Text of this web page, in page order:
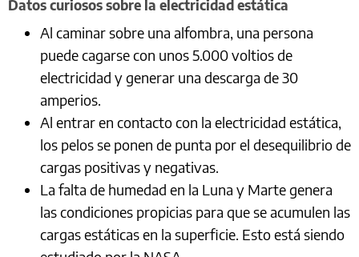
Datos curiosos sobre la electricidad estática
Al caminar sobre una alfombra, una persona
puede cagarse con unos 5.000 voltios de
electricidad y generar una descarga de 30
amperios.
Al entrar en contacto con la electricidad estática,
los pelos se ponen de punta por el desequilibrio de
cargas positivas y negativas.
La falta de humedad en la Luna y Marte genera
las condiciones propicias para que se acumulen las
cargas estáticas en la superficie. Esto está siendo